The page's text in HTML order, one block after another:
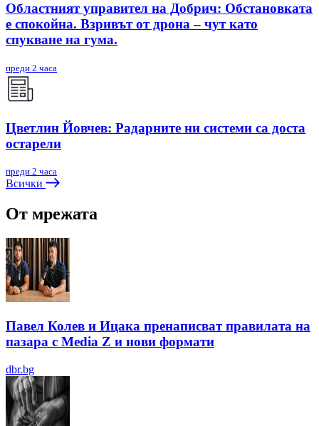
Областният управител на Добрич: Обстановката
е спокойна. Взривът от дрона – чут като
спукване на гума.
преди 2 часа
Цветлин Йовчев: Радарните ни системи са доста
остарели
преди 2 часа
Всички
От мрежата
Павел Колев и Ицака пренаписват правилата на
пазара с Media Z и нови формати
dbr.bg